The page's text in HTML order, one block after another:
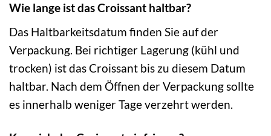
Wie lange ist das Croissant haltbar?
Das Haltbarkeitsdatum finden Sie auf der
Verpackung. Bei richtiger Lagerung (kühl und
trocken) ist das Croissant bis zu diesem Datum
haltbar. Nach dem Öffnen der Verpackung sollte
es innerhalb weniger Tage verzehrt werden.